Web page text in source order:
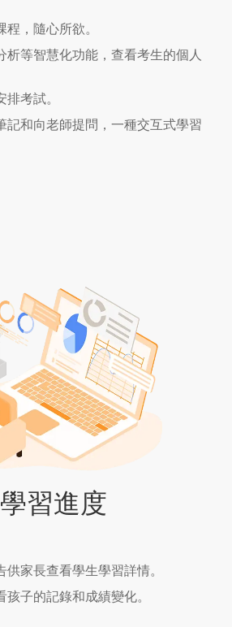
，隨心所欲。
析等智慧化功能，查看考生的個人
考試。
記和向老師提問，一種交互式學習
習進度
供家長查看學生學習詳情。
子的記錄和成績變化。